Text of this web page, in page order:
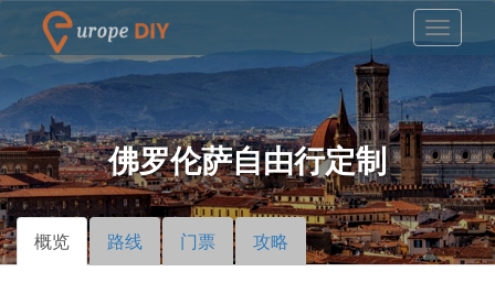
佛罗伦萨自由行定制
主标签
概览 （活
动标
路线 门票 攻略